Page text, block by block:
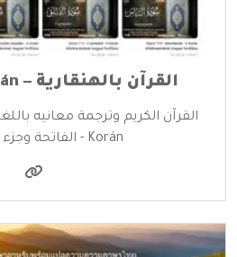
القرآن بالهنقارية – A Nemes Korán
Korán - الفاتحة وجزء عم فقط